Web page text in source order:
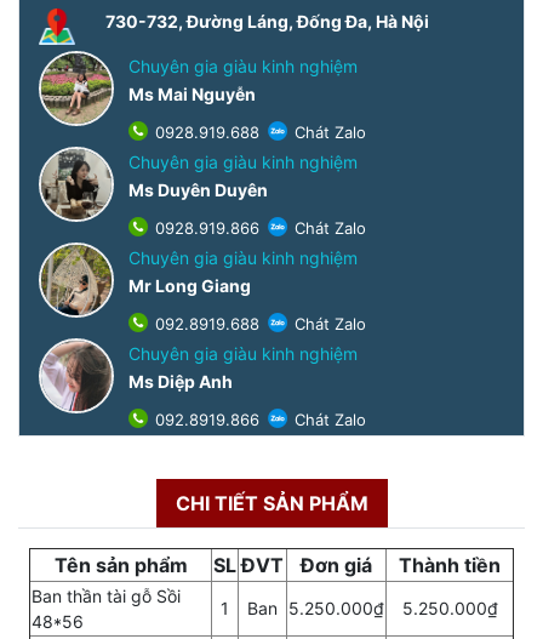
730-732, Đường Láng, Đống Đa, Hà Nội
Chuyên gia giàu kinh nghiệm
Ms Mai Nguyễn
0928.919.688 Chát Zalo
Chuyên gia giàu kinh nghiệm
Ms Duyên Duyên
0928.919.866 Chát Zalo
Chuyên gia giàu kinh nghiệm
Mr Long Giang
092.8919.688 Chát Zalo
Chuyên gia giàu kinh nghiệm
Ms Diệp Anh
092.8919.866 Chát Zalo
CHI TIẾT SẢN PHẨM
Tên sản phẩm SL ĐVT Đơn giá Thành tiền
Ban thần tài gỗ Sồi
48*56
1 Ban 5.250.000₫ 5.250.000₫